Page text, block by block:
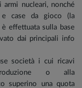
nucleari, nonché
e case da gioco (la
effettuata sulla base
dai principali info
società i cui ricavi
o alla
superino una quota